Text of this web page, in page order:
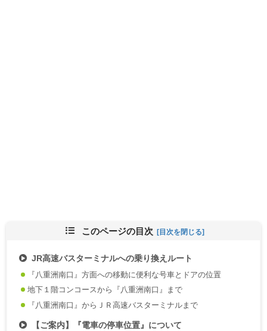
このページの目次
JR高速バスターミナルへの乗り換えルート
『八重洲南口』方面への移動に便利な号車とドアの位置
地下１階コンコースから『八重洲南口』まで
『八重洲南口』からＪＲ高速バスターミナルまで
【ご案内】『電車の停車位置』について